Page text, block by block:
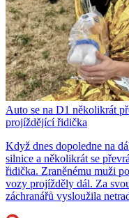
Auto se na D1 několikrát
projíždějící řidička
Když dnes dopoledne na
silnice a několikrát se
řidička. Zraněnému muži
vozy projížděly dál. Za
záchranářů vysloužila